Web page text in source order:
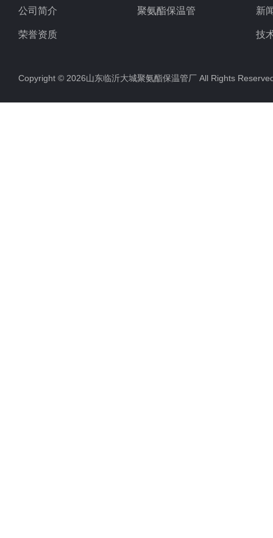
公司简介
荣誉资质
聚氨酯保温管 新
技
Copyright © 2026山东临沂大城聚氨酯保温管厂 All Rights